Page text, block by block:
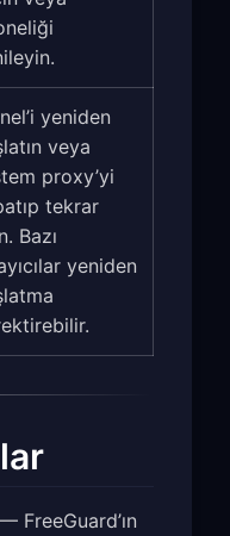
yeniden
veya
proxy’yi
tekrar
Bazı
yeniden
— FreeGuard’ın